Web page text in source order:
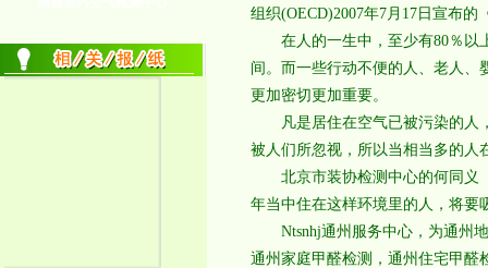
组织(OECD)2007年7月17日宣布
在人的一生中，至少有80％以上
间。而一些行动不便的人、老人、
更加密切更加重要。
凡是居住在空气已被污染的人，
被人们所忽视，所以当相当多的人
北京市装协检测中心的何同义【
年当中住在这样环境里的人，将
Ntsnhj通州服务中心，为通州地
通州家庭甲醛检测，通州住宅甲醛